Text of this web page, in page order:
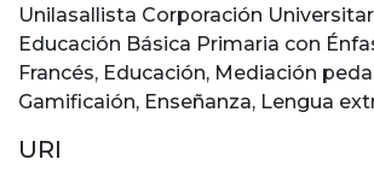
Unilasallista Corporación
Educación Básica Primaria con
Francés, Educación, Mediación
Gamificaión, Enseñanza, Lengua
URI